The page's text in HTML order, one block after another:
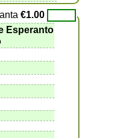
€1.00
Esperanto